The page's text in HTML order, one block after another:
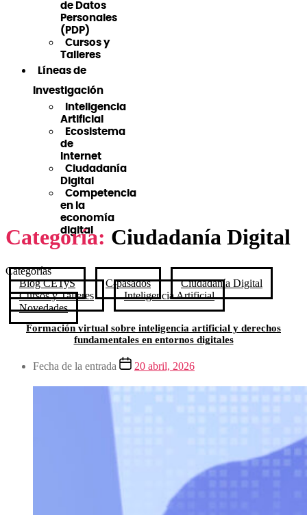
de Datos
Personales
(PDP)
Cursos y
Talleres
Líneas de
Investigación
Inteligencia
Artificial
Ecosistema
de
Internet
Ciudadanía
Digital
Competencia
en la
economía
digital
Categoría: Ciudadanía Digital
Categorías
Blog CETyS
C-pasados
Ciudadanía Digital
Cursos y Talleres
Inteligencia Artificial
Novedades
Formación virtual sobre inteligencia artificial y derechos
fundamentales en entornos digitales
Fecha de la entrada 20 abril, 2026